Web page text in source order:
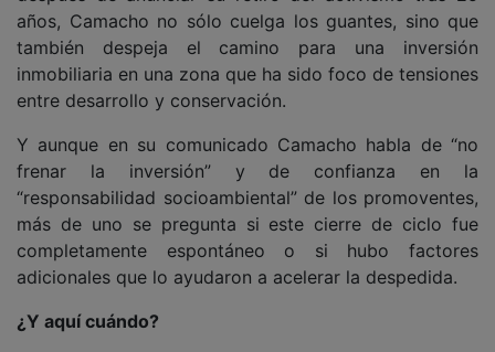
años, Camacho no sólo cuelga los guantes, sino que
también despeja el camino para una inversión
inmobiliaria en una zona que ha sido foco de tensiones
entre desarrollo y conservación.
Y aunque en su comunicado Camacho habla de “no
frenar la inversión” y de confianza en la
“responsabilidad socioambiental” de los promoventes,
más de uno se pregunta si este cierre de ciclo fue
completamente espontáneo o si hubo factores
adicionales que lo ayudaron a acelerar la despedida.
¿Y aquí cuándo?